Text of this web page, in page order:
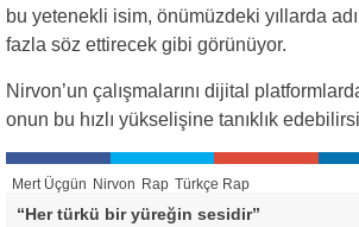
bu yetenekli isim, önümüzdeki yıllarda
fazla söz ettirecek gibi görünüyor.
Nirvon’un çalışmalarını dijital
onun bu hızlı yükselişine tanıklık
Mert Üçgün Nirvon Rap Türkçe Rap
“Her türkü bir yüreğin sesidir”